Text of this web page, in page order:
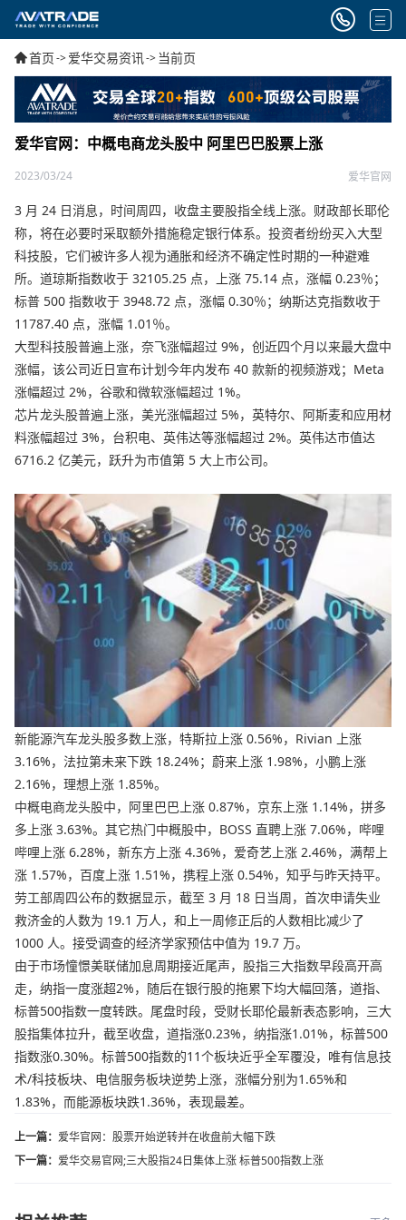
首页->爱华交易资讯-> 当前页
爱华官网：中概电商龙头股中 阿里巴巴股票上涨
2023/03/24 爱华官网
3 月 24 日消息，时间周四，收盘主要股指全线上涨。财政部长耶伦
称，将在必要时采取额外措施稳定银行体系。投资者纷纷买入大型
科技股，它们被许多人视为通胀和经济不确定性时期的一种避难
所。道琼斯指数收于 32105.25 点，上涨 75.14 点，涨幅 0.23％；
标普 500 指数收于 3948.72 点，涨幅 0.30％；纳斯达克指数收于
11787.40 点，涨幅 1.01％。
大型科技股普遍上涨，奈飞涨幅超过 9%，创近四个月以来最大盘中
涨幅，该公司近日宣布计划今年内发布 40 款新的视频游戏；Meta
涨幅超过 2%，谷歌和微软涨幅超过 1%。
芯片龙头股普遍上涨，美光涨幅超过 5%，英特尔、阿斯麦和应用材
料涨幅超过 3%，台积电、英伟达等涨幅超过 2%。英伟达市值达
6716.2 亿美元，跃升为市值第 5 大上市公司。
新能源汽车龙头股多数上涨，特斯拉上涨 0.56%，Rivian 上涨
3.16%，法拉第未来下跌 18.24%；蔚来上涨 1.98%，小鹏上涨
2.16%，理想上涨 1.85%。
中概电商龙头股中，阿里巴巴上涨 0.87%，京东上涨 1.14%，拼多
多上涨 3.63%。其它热门中概股中，BOSS 直聘上涨 7.06%，哔哩
哔哩上涨 6.28%，新东方上涨 4.36%，爱奇艺上涨 2.46%，满帮上
涨 1.57%，百度上涨 1.51%，携程上涨 0.54%，知乎与昨天持平。
劳工部周四公布的数据显示，截至 3 月 18 日当周，首次申请失业
救济金的人数为 19.1 万人，和上一周修正后的人数相比减少了
1000 人。接受调查的经济学家预估中值为 19.7 万。
由于市场憧憬美联储加息周期接近尾声，股指三大指数早段高开高
走，纳指一度涨超2%，随后在银行股的拖累下均大幅回落，道指、
标普500指数一度转跌。尾盘时段，受财长耶伦最新表态影响，三大
股指集体拉升，截至收盘，道指涨0.23%，纳指涨1.01%，标普500
指数涨0.30%。标普500指数的11个板块近乎全军覆没，唯有信息技
术/科技板块、电信服务板块逆势上涨，涨幅分别为1.65%和
1.83%，而能源板块跌1.36%，表现最差。
上一篇： 爱华官网：股票开始逆转并在收盘前大幅下跌
下一篇： 爱华交易官网;三大股指24日集体上涨 标普500指数上涨